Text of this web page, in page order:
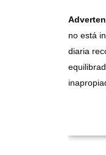
no está
diaria